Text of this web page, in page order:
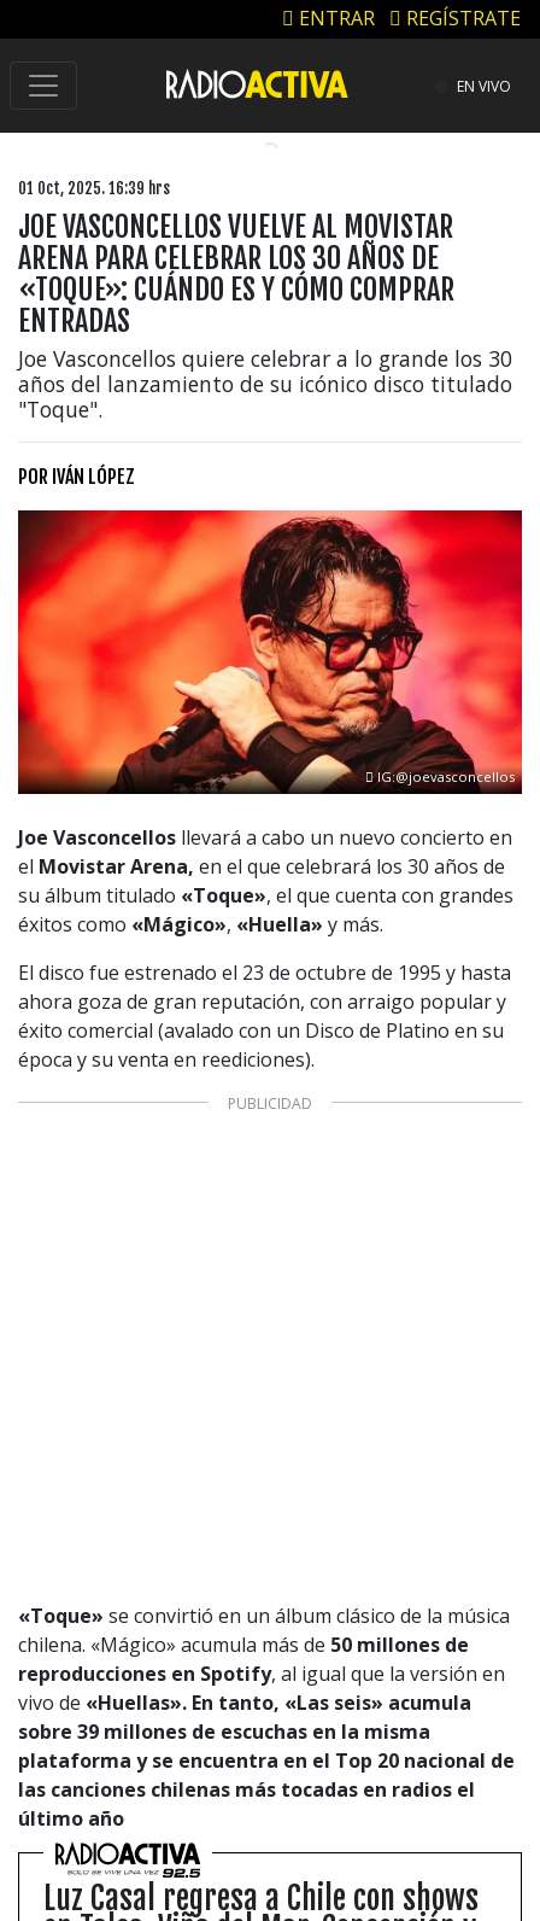
ENTRAR REGÍSTRATE
EN VIVO
01 Oct, 2025. 16:39 hrs
JOE VASCONCELLOS VUELVE AL MOVISTAR
ARENA PARA CELEBRAR LOS 30 AÑOS DE
«TOQUE»: CUÁNDO ES Y CÓMO COMPRAR
ENTRADAS
Joe Vasconcellos quiere celebrar a lo grande los 30
años del lanzamiento de su icónico disco titulado
"Toque".
POR IVÁN LÓPEZ
IG:@joevasconcellos
Joe Vasconcellos llevará a cabo un nuevo concierto en
el Movistar Arena, en el que celebrará los 30 años de
su álbum titulado «Toque», el que cuenta con grandes
éxitos como «Mágico», «Huella» y más.
El disco fue estrenado el 23 de octubre de 1995 y hasta
ahora goza de gran reputación, con arraigo popular y
éxito comercial (avalado con un Disco de Platino en su
época y su venta en reediciones).
«Toque» se convirtió en un álbum clásico de la música
chilena. «Mágico» acumula más de 50 millones de
reproducciones en Spotify, al igual que la versión en
vivo de «Huellas». En tanto, «Las seis» acumula
sobre 39 millones de escuchas en la misma
plataforma y se encuentra en el Top 20 nacional de
las canciones chilenas más tocadas en radios el
último año
Luz Casal regresa a Chile con shows